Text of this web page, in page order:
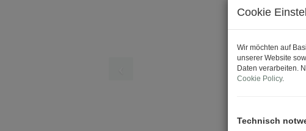
Cookie
Wir möchten auf
unserer Website
Daten verarbeiten.
Cookie Policy.
Technisch